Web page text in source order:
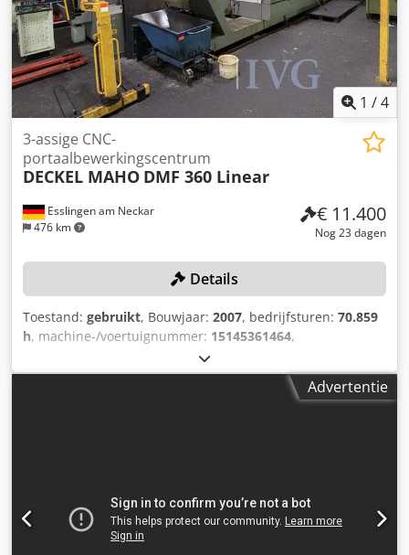
1 /4
Esslingen am Neckar
476 km
3-assige CNC-
portaalbewerkingscentrum
DECKEL MAHO DMF 360 Linear
€ 11.400
Nog 23 dagen
Details
Toestand: gebruikt, Bouwjaar: 2007, bedrijfsturen: 70.859
h, machine-/voertuignummer: 15145361464,
Verplaatsingsbereik (X/Y/Z): 3.600/920/820 mm, voorzien
van een B-as en een geïntegreerde NC-tafel, maximale
spindelsnelheid: 18.000 tpm, gereedschapshouder HJSK-
Dwedpfjzqy Umox Abqea
Advertentie